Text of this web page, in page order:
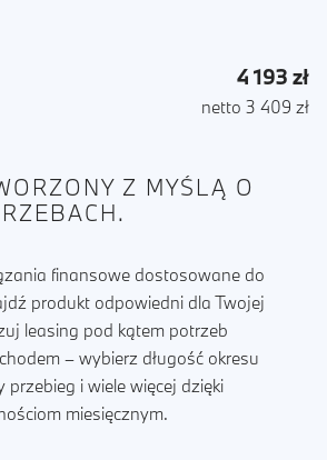
4 193 zł
netto 3 409 zł
Z MYŚLĄ O
finansowe dostosowane do
produkt odpowiedni dla Twojej
leasing pod kątem potrzeb
– wybierz długość okresu
i wiele więcej dzięki
miesięcznym.